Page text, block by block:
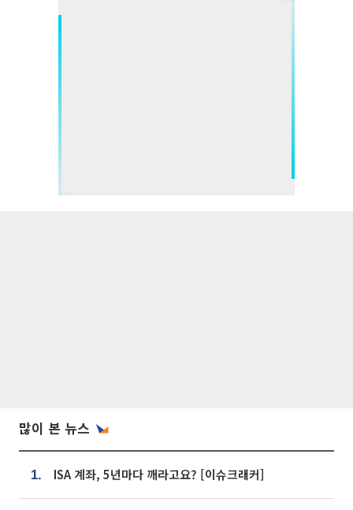
많이 본 뉴스
1. ISA 계좌, 5년마다 깨라고요? [이슈크래커]